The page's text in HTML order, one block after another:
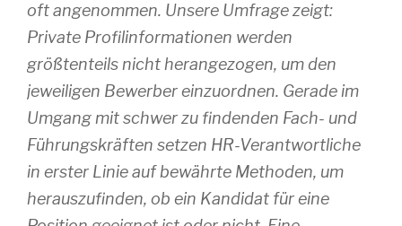
oft angenommen. Unsere Umfrage zeigt:
Private Profilinformationen werden
größtenteils nicht herangezogen, um den
jeweiligen Bewerber einzuordnen. Gerade im
Umgang mit schwer zu findenden Fach- und
Führungskräften setzen HR-Verantwortliche
in erster Linie auf bewährte Methoden, um
herauszufinden, ob ein Kandidat für eine